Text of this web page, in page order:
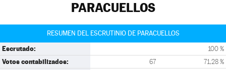
PARACUELLOS
RESUMEN DEL ESCRUTINIO DE PARACUELLOS
Escrutado: 100 %
Votos contabilizados: 67 71,28 %